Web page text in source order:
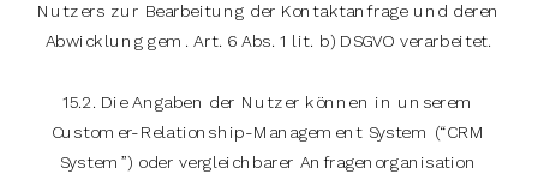
Nutzers zur Bearbeitung der Kontaktanfrage und deren
Abwicklung gem. Art. 6 Abs. 1 lit. b) DSGVO verarbeitet.
15.2. Die Angaben der Nutzer können in unserem
Customer-Relationship-Management System (“CRM
System”) oder vergleichbarer Anfragenorganisation